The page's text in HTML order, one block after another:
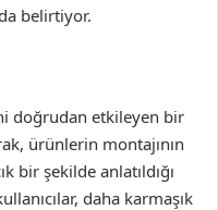
belirtiyor.
doğrudan etkileyen bir
ürünlerin montajının
bir şekilde anlatıldığı
daha karmaşık